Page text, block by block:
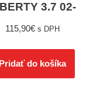
3.7 02-
115,90€ s DPH
Pridať do košíka